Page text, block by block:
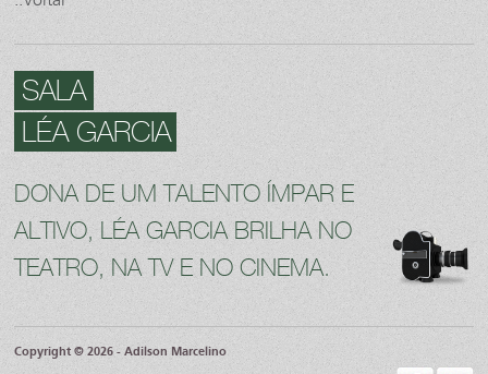
SALA
LÉA GARCIA
DONA DE UM TALENTO ÍMPAR E
ALTIVO, LÉA GARCIA BRILHA NO
TEATRO, NA TV E NO CINEMA.
Copyright © 2026 - Adilson Marcelino